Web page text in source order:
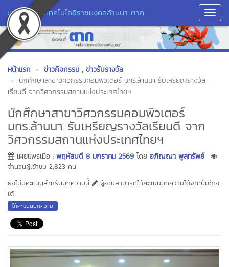
มหาวิทยาลัยเทคโนโลยีราชมงคลล้านนา ตาก
หน้าแรก ข่าวกิจกรรม , ข่าวรับรางวัล
นักศึกษาสาขาวิศวกรรมคอมพิวเตอร์ มทร.ล้านนา รับเหรียญรางวัล
เรียนดี จากวิศวกรรมสถานแห่งประเทศไทยฯ
นักศึกษาสาขาวิศวกรรมคอมพิวเตอร์
มทร.ล้านนา รับเหรียญรางวัลเรียนดี จาก
วิศวกรรมสถานแห่งประเทศไทยฯ
เผยแพร่เมื่อ : พฤหัสบดี 8 มกราคม 2569 โดย อภิญญา พูลทรัพย์
จำนวนผู้เข้าชม 2,823 คน
ยังไม่มีคะแนนสำหรับบทความนี้
ผู้อ่านสามารถให้คะแนนบทความได้จากปุ่มข้าง
ใต้
ให้คะแนนบทความ